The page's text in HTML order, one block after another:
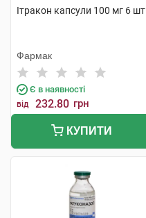
Ітракон капсули 100 мг 6 шт
Фармак
Є в наявності
від 232.80 грн
КУПИТИ